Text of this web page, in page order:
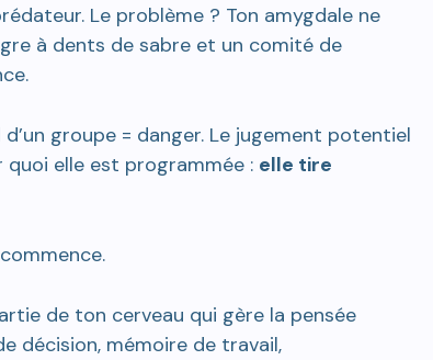
Le problème ? Ton amygdale ne
à dents de sabre et un comité de
groupe = danger. Le jugement potentiel
elle est programmée : elle tire
de ton cerveau qui gère la pensée
décision, mémoire de travail,